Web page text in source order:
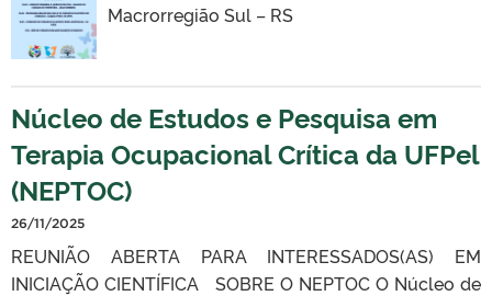
Macrorregião Sul – RS
Núcleo de Estudos e Pesquisa em
Terapia Ocupacional Crítica da UFPel
(NEPTOC)
26/11/2025
REUNIÃO ABERTA PARA INTERESSADOS(AS) EM
INICIAÇÃO CIENTÍFICA SOBRE O NEPTOC O Núcleo de